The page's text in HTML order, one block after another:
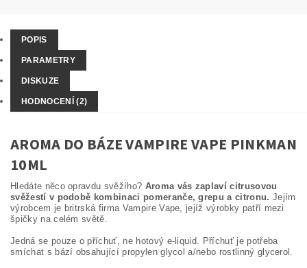
POPIS
PARAMETRY
DISKUZE
HODNOCENÍ (2)
AROMA DO BÁZE VAMPIRE VAPE PINKMAN
10ML
Hledáte něco opravdu svěžího? Aroma vás zaplaví citrusovou
svěžestí v podobě kombinaci pomeranče, grepu a citronu. Jejím
výrobcem je britrská firma Vampire Vape, jejíž výrobky patří mezi
špičky na celém světě.
Jedná se pouze o příchuť, ne hotový e-liquid. Příchuť je potřeba
smíchat s bází obsahující propylen glycol a/nebo rostlinný glycerol.